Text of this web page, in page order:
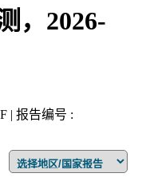
，2026-
| 报告编号 :